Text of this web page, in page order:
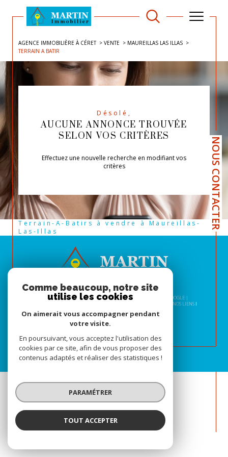
NOUS CONTACTER
AGENCE IMMOBILIÈRE À CÉRET VENTE
MAUREILLAS LAS ILLAS
TERRAIN A BATIR
Désolé,
AUCUNE ANNONCE TROUVÉE
SELON VOS CRITÈRES
Effectuez une nouvelle recherche en modifiant vos
critères
Terrain-A-Batirs à vendre à Maureillas-
Las-Illas
© 2026 | TOUS DROITS RÉSERVÉS | TRADUCTION POWERED BY GOOGLE |
NOS LIENS
Comme beaucoup, notre site
utilise les cookies
On aimerait vous accompagner pendant
votre visite.
En poursuivant, vous acceptez l'utilisation des
cookies par ce site, afin de vous proposer des
contenus adaptés et réaliser des statistiques !
PARAMÉTRER
TOUT ACCEPTER